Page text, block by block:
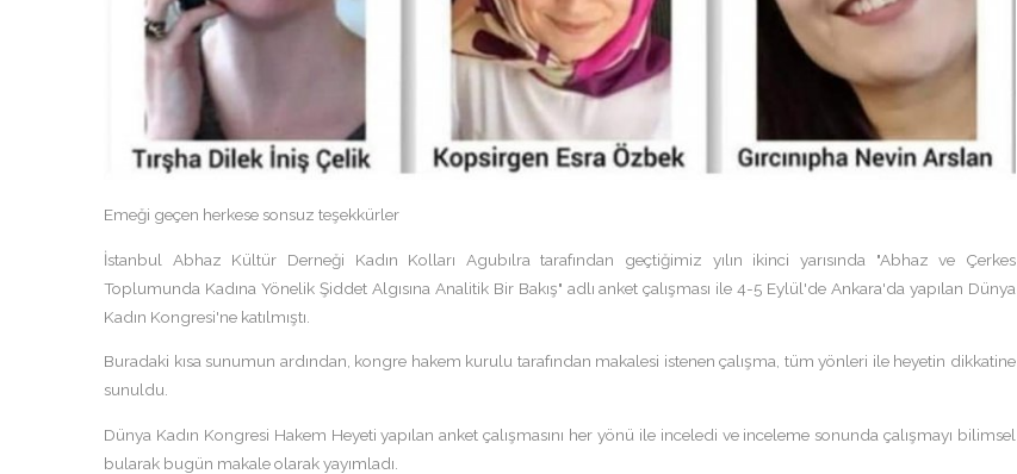
Emeği geçen herkese sonsuz teşekkürler
İstanbul Abhaz Kültür Derneği Kadın Kolları Agubılra tarafından geçtiğimiz yılın ikinci yarısında "Abhaz ve Çerkes
Toplumunda Kadına Yönelik Şiddet Algısına Analitik Bir Bakış" adlı anket çalışması ile 4-5 Eylül'de Ankara'da yapılan Dünya
Kadın Kongresi'ne katılmıştı.
Buradaki kısa sunumun ardından, kongre hakem kurulu tarafından makalesi istenen çalışma, tüm yönleri ile heyetin dikkatine
sunuldu.
Dünya Kadın Kongresi Hakem Heyeti yapılan anket çalışmasını her yönü ile inceledi ve inceleme sonunda çalışmayı bilimsel
bularak bugün makale olarak yayımladı.